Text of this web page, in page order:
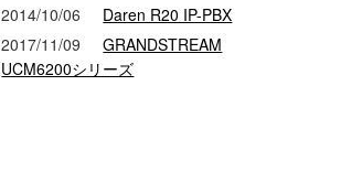
2014/10/06
Daren R20 IP-PBX
2017/11/09
GRANDSTREAM
UCM6200シリーズ